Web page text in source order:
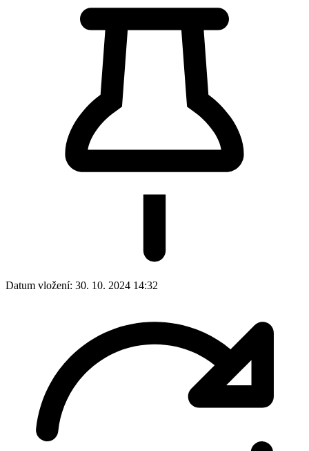
Datum vložení: 30. 10. 2024 14:32